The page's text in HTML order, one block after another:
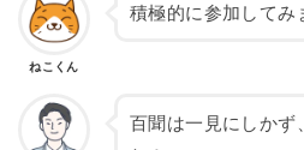
ねこくん
積極的に参加してみ
百聞は一見にしかず